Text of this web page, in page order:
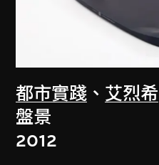
都市實踐 、 艾烈希
盤景
2012